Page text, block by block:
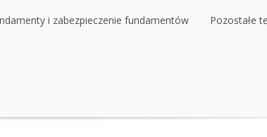
i zabezpieczenie fundamentów
i zabezpieczenie fundamentów
Pozostałe